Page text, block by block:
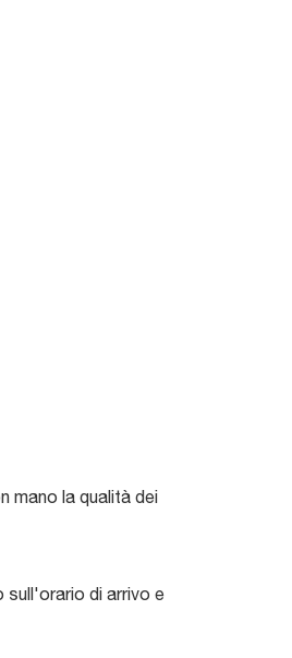
mano la qualità dei
sull'orario di arrivo e